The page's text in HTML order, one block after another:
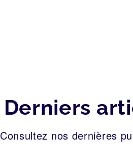
Derniers
Consultez nos dernières